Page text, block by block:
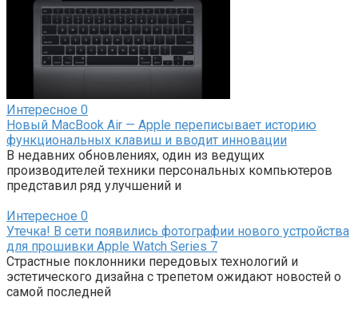
Интересное 0
Новый MacBook Air — Apple переписывает историю
функциональных клавиш и вводит инновации
В недавних обновлениях, один из ведущих
производителей техники персональных компьютеров
представил ряд улучшений и
Интересное 0
Утечка! В сети появились фотографии нового устройства
для прошивки Apple Watch Series 7
Страстные поклонники передовых технологий и
эстетического дизайна с трепетом ожидают новостей о
самой последней